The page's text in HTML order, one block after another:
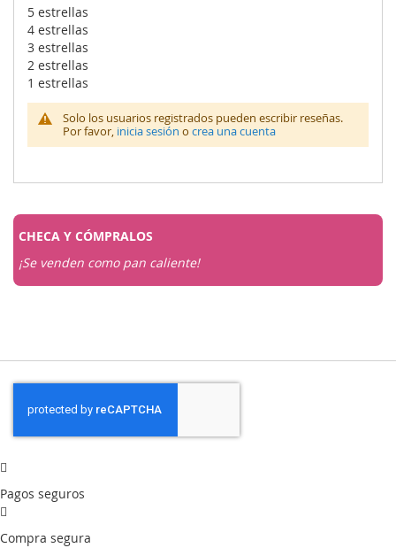
% of100
5 estrellas
4 estrellas
3 estrellas
2 estrellas
1 estrellas
Solo los usuarios registrados pueden escribir reseñas.
Por favor, inicia sesión o crea una cuenta
CHECA Y CÓMPRALOS
¡Se venden como pan caliente!
Pagos seguros
Compra segura